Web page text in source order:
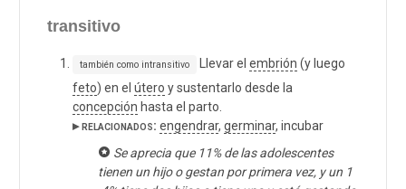
transitivo
también como intransitivo Llevar el embrión (y luego
feto) en el útero y sustentarlo desde la
concepción hasta el parto.
▸ relacionados: engendrar, germinar, incubar
Se aprecia que 11% de las adolescentes
tienen un hijo o gestan por primera vez, y un 1